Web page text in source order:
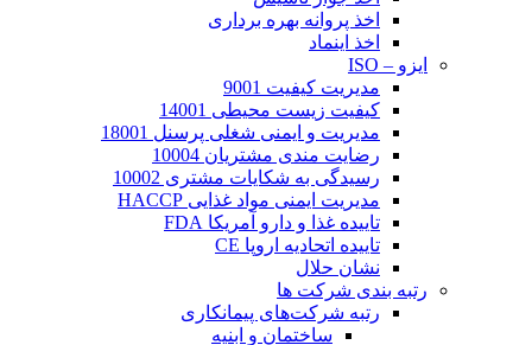
اخذ پروانه بهره برداری
اخذ اینماد
ایزو – ISO
مدیریت کیفیت 9001
کیفیت زیست محیطی 14001
مدیریت و ایمنی شغلی پرسنل 18001
رضایت مندی مشتریان 10004
رسیدگی به شکایات مشتری 10002
مدیریت ایمنی مواد غذایی HACCP
تاییده غذا و دارو آمریکا FDA
تاییده اتحادیه اروپا CE
نشان حلال
رتبه بندی شرکت ها
رتبه شرکت‌های پیمانکاری
ساختمان و ابنیه